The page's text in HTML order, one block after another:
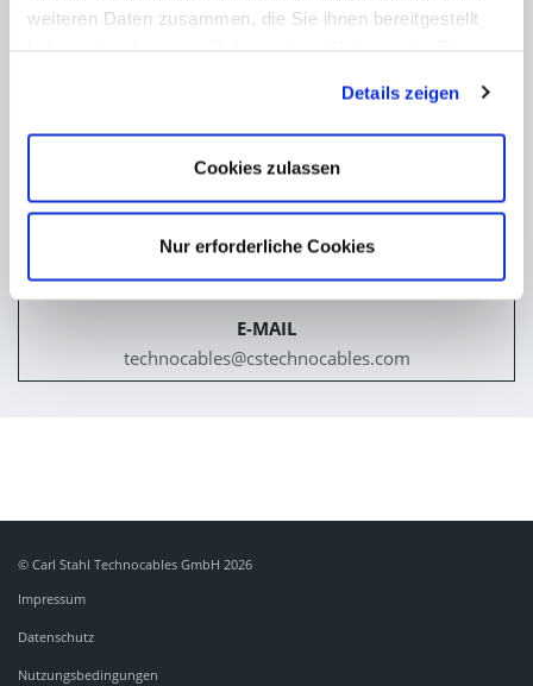
weiteren Daten zusammen, die Sie ihnen bereitgestellt
Cookies, wenn Sie unsere Webseite weiterhin nutzen.
Details zeigen
Cookies zulassen
Nur erforderliche Cookies
Zum Kontaktformular
TELEFON
E-MAIL
technocables@cstechnocables.com
© Carl Stahl Technocables GmbH 2026
Impressum
Datenschutz
Nutzungsbedingungen